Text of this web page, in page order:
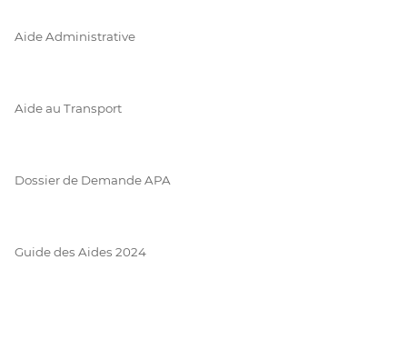
Aide Administrative
Aide au Transport
Dossier de Demande APA
Guide des Aides 2024